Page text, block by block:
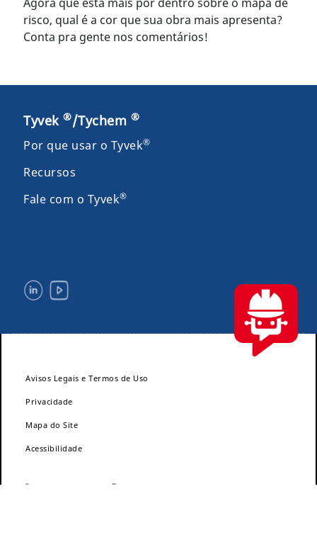
risco, qual é a cor que sua obra mais apresenta?
Conta pra gente nos comentários!
Tyvek ®/Tychem ®
Por que usar o Tyvek®
Recursos
Fale com o Tyvek®
Avisos Legais e Termos de Uso
Privacidade
Mapa do Site
Acessibilidade
© ™